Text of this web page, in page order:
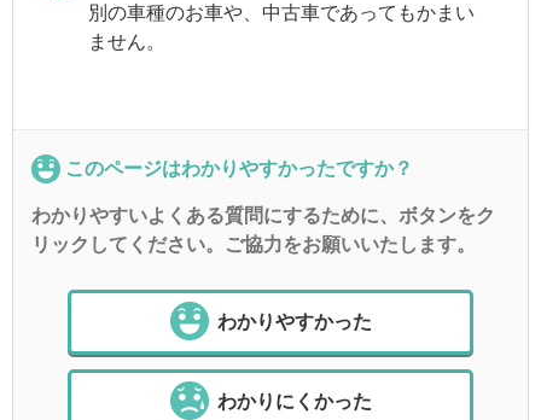
別の車種のお車や、中古車であってもかまい
ません。
このページはわかりやすかったですか？
わかりやすいよくある質問にするために、ボタンをク
リックしてください。ご協力をお願いいたします。
わかりやすかった
わかりにくかった